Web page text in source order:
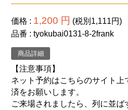
価格 1,200 円 (税別1,111円)
品番
tyokubai0131-8-2frank
商品詳細
【注意事項】
ネット予約はこちらのサイト
済をお願いします。
ご来場されましたら、列に並ば